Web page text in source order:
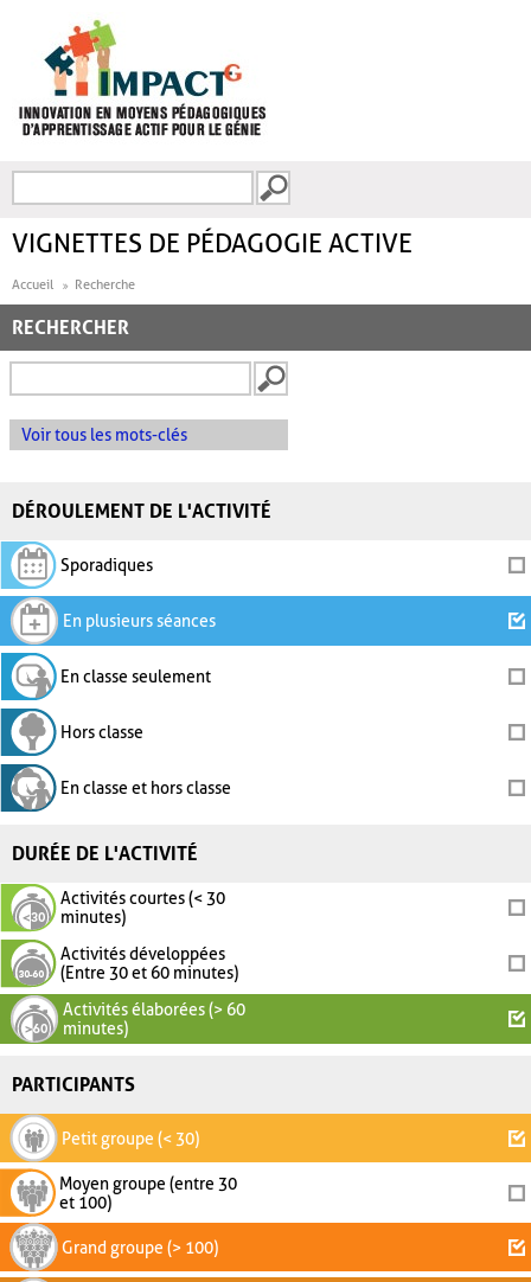
FORMULAIRE DE
VIGNETTES DE PÉDAGOGIE ACTIVE
Accueil Recherche
RECHERCHER
Voir tous les mots-clés
DÉROULEMENT DE L'ACTIVITÉ
Sporadiques
En plusieurs séances
En classe seulement
Hors classe
En classe et hors classe
DURÉE DE L'ACTIVITÉ
Activités courtes (< 30
minutes)
Activités développées
(Entre 30 et 60 minutes)
Activités élaborées (> 60
minutes)
PARTICIPANTS
Petit groupe (< 30)
Moyen groupe (entre 30
et 100)
Grand groupe (> 100)